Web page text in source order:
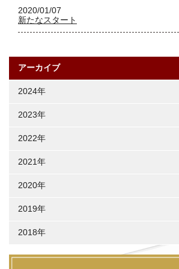
2020/01/07
新たなスタート
アーカイブ
2024年
2023年
2022年
2021年
2020年
2019年
2018年